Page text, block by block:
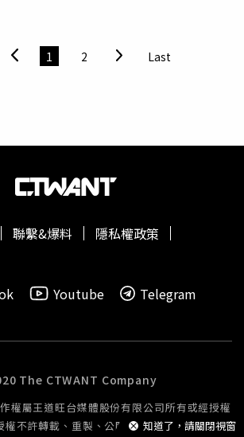
、本刊資料照）目前是中國醫藥大學附
師的王任賢，畢業自台大醫學系，專長
任疾管局（現為疾管署）顧問，後來在
他擬出的法律告他。王任賢指出，高端
無效疫苗」，其實他從來沒這樣講，他
與台灣的指揮中心，真正誹謗高端疫苗
因為日本開放接種國際認證疫苗旅客入
心主張重打3劑疫苗來補強高端，等於
法，但不是合法就可以不用對外解釋，
的，政府又沒有好好說明差價的來龍去
採購合約封存30年，所以貪瀆當然是老
疑。對於高端取得EUA（緊急使用授權）
1 2 Last
知道了，請關閉視窗
聯繫&爆料
隱私權政策
Youtube Telegram
The CTWANT Company
權屬王道旺台媒體股份有限公司所有或經授權
權不許轉載、重製、公開播送或公開傳輸。